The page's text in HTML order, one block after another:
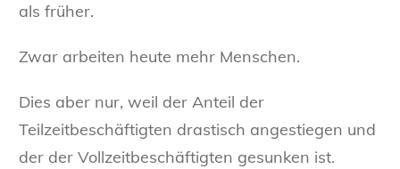
als früher.
Zwar arbeiten heute mehr Menschen.
Dies aber nur, weil der Anteil der
Teilzeitbeschäftigten drastisch angestiegen und
der der Vollzeitbeschäftigten gesunken ist.